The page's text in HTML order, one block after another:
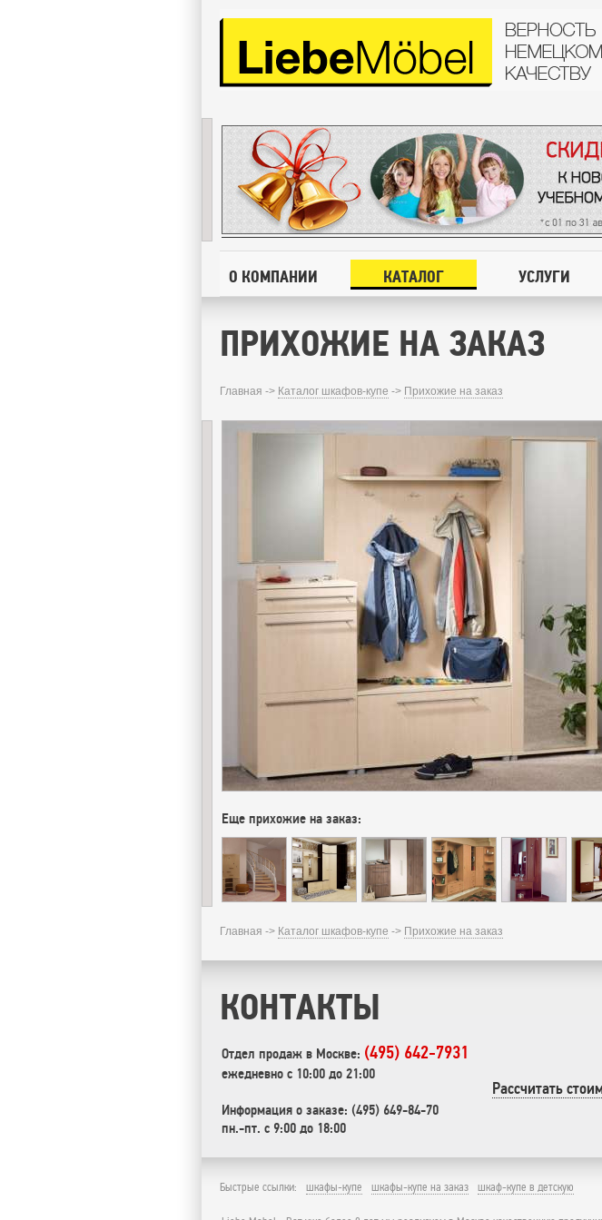
О КОМПАНИИ КАТАЛОГ УСЛУГИ
ПРИХОЖИЕ НА ЗАКАЗ
Главная -> Каталог шкафов-купе -> Прихожие на заказ
Еще прихожие на заказ:
Главная -> Каталог шкафов-купе -> Прихожие на заказ
КОНТАКТЫ
Отдел продаж в Москве: (495) 642-7931
ежедневно с 10:00 до 21:00
Информация о заказе: (495) 649-84-70
пн.-пт. с 9:00 до 18:00
Рассчитать
Быстрые ссылки: шкафы-купе шкафы-купе на заказ шкаф-купе в детскую